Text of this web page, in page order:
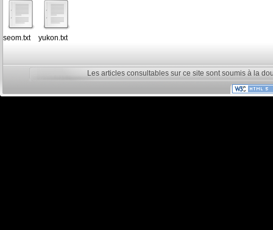
seom.txt yukon.txt
Les articles consultables sur ce site sont soumis à la